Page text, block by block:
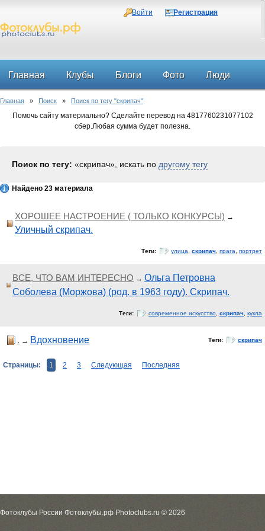
Войти Регистрация
Главная Клубы Блоги Фото Люди
Форум
Главная » Поиск » Поиск по тегу "скрипач"
Помочь сайту материально? Сделайте перевод на 4817760231077102
сбер.Любая сумма будет полезна.
Поиск по тегу: «скрипач», искать по другому тегу
Найдено 23 материала
ХОРОШЕЕ НАСТРОЕНИЕ ( ТОЛЬКО КОНКУРСЫ) →
Уличный скрипач.
Теги: улица скрипач прага портрет
ВСЕ, ЧТО ВАМ ИНТЕРЕСНО → Ольга Петровна
Соболева (Моржова) (род. в 1963 году). Скрипач.
Теги: современное искусство скрипач кукла
. → Вдохновение Теги: скрипач
Страницы: 1 2 3 Следующая Последняя
Фотоклубы России Фотоклубы.рф Photoclubs.ru © 2026